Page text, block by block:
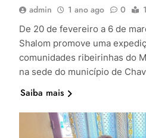
admin 1 ano ago 0
De 20 de fevereiro a 6 de
Shalom promove uma
comunidades ribeirinhas do
na sede do município de
Saiba mais